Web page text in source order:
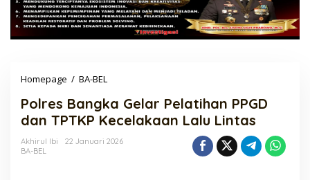
Homepage / BA-BEL
Gelar
Pelatihan
PPGD
dan
Polres Bangka Gelar Pelatihan PPGD
dan TPTKP Kecelakaan Lalu Lintas
Akhirul Ibi
22 Januari 2026
BA-BEL